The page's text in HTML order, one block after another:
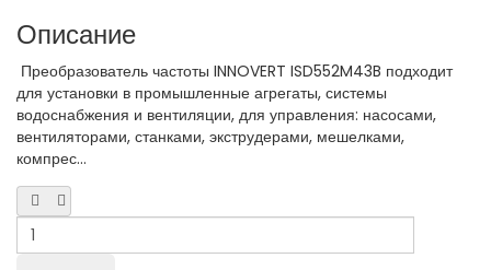
Описание
Преобразователь частоты INNOVERT ISD552M43B подходит
для установки в промышленные агрегаты, системы
водоснабжения и вентиляции, для управления: насосами,
вентиляторами, станками, экструдерами, мешелками,
компрес...